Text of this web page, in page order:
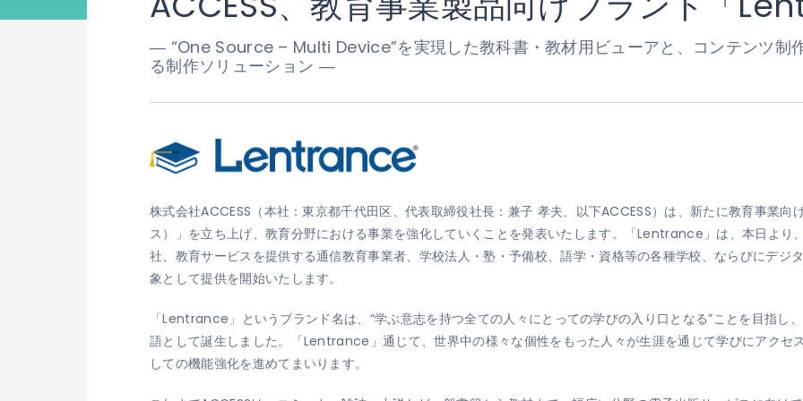
― “One Source – Multi Device”を実現した教科書・教材用ビューアと、コンテンツ制
る制作ソリューション ―
株式会社ACCESS（本社：東京都千代田区、代表取締役社長：兼子 孝夫、以下ACCESS）は、新たに教育事業
ス）」を立ち上げ、教育分野における事業を強化していくことを発表いたします。「Lentrance」は、本日より
社、教育サービスを提供する通信教育事業者、学校法人・塾・予備校、語学・資格等の各種学校、ならびにデジ
象として提供を開始いたします。
「Lentrance」というブランド名は、“学ぶ意志を持つ全ての人々にとっての学びの入り口となる”ことを目指し
語として誕生しました。「Lentrance」通じて、世界中の様々な個性をもった人々が生涯を通じて学びにアクセ
しての機能強化を進めてまいります。